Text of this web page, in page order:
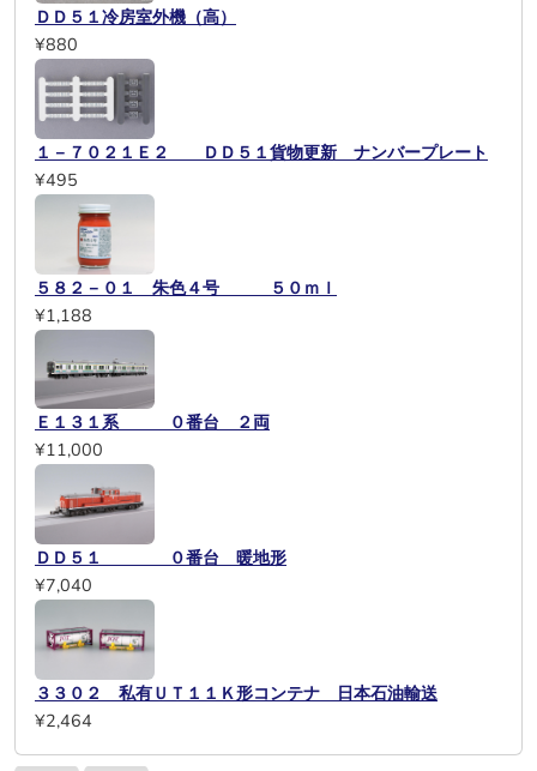
ＤＤ５１冷房室外機（高）
¥880
１－７０２１Ｅ２ ＤＤ５１貨物更新 ナンバープレート
¥495
５８２－０１ 朱色４号 ５０ｍｌ
¥1,188
Ｅ１３１系 ０番台 ２両
¥11,000
ＤＤ５１ ０番台 暖地形
¥7,040
３３０２ 私有ＵＴ１１Ｋ形コンテナ 日本石油輸送
¥2,464